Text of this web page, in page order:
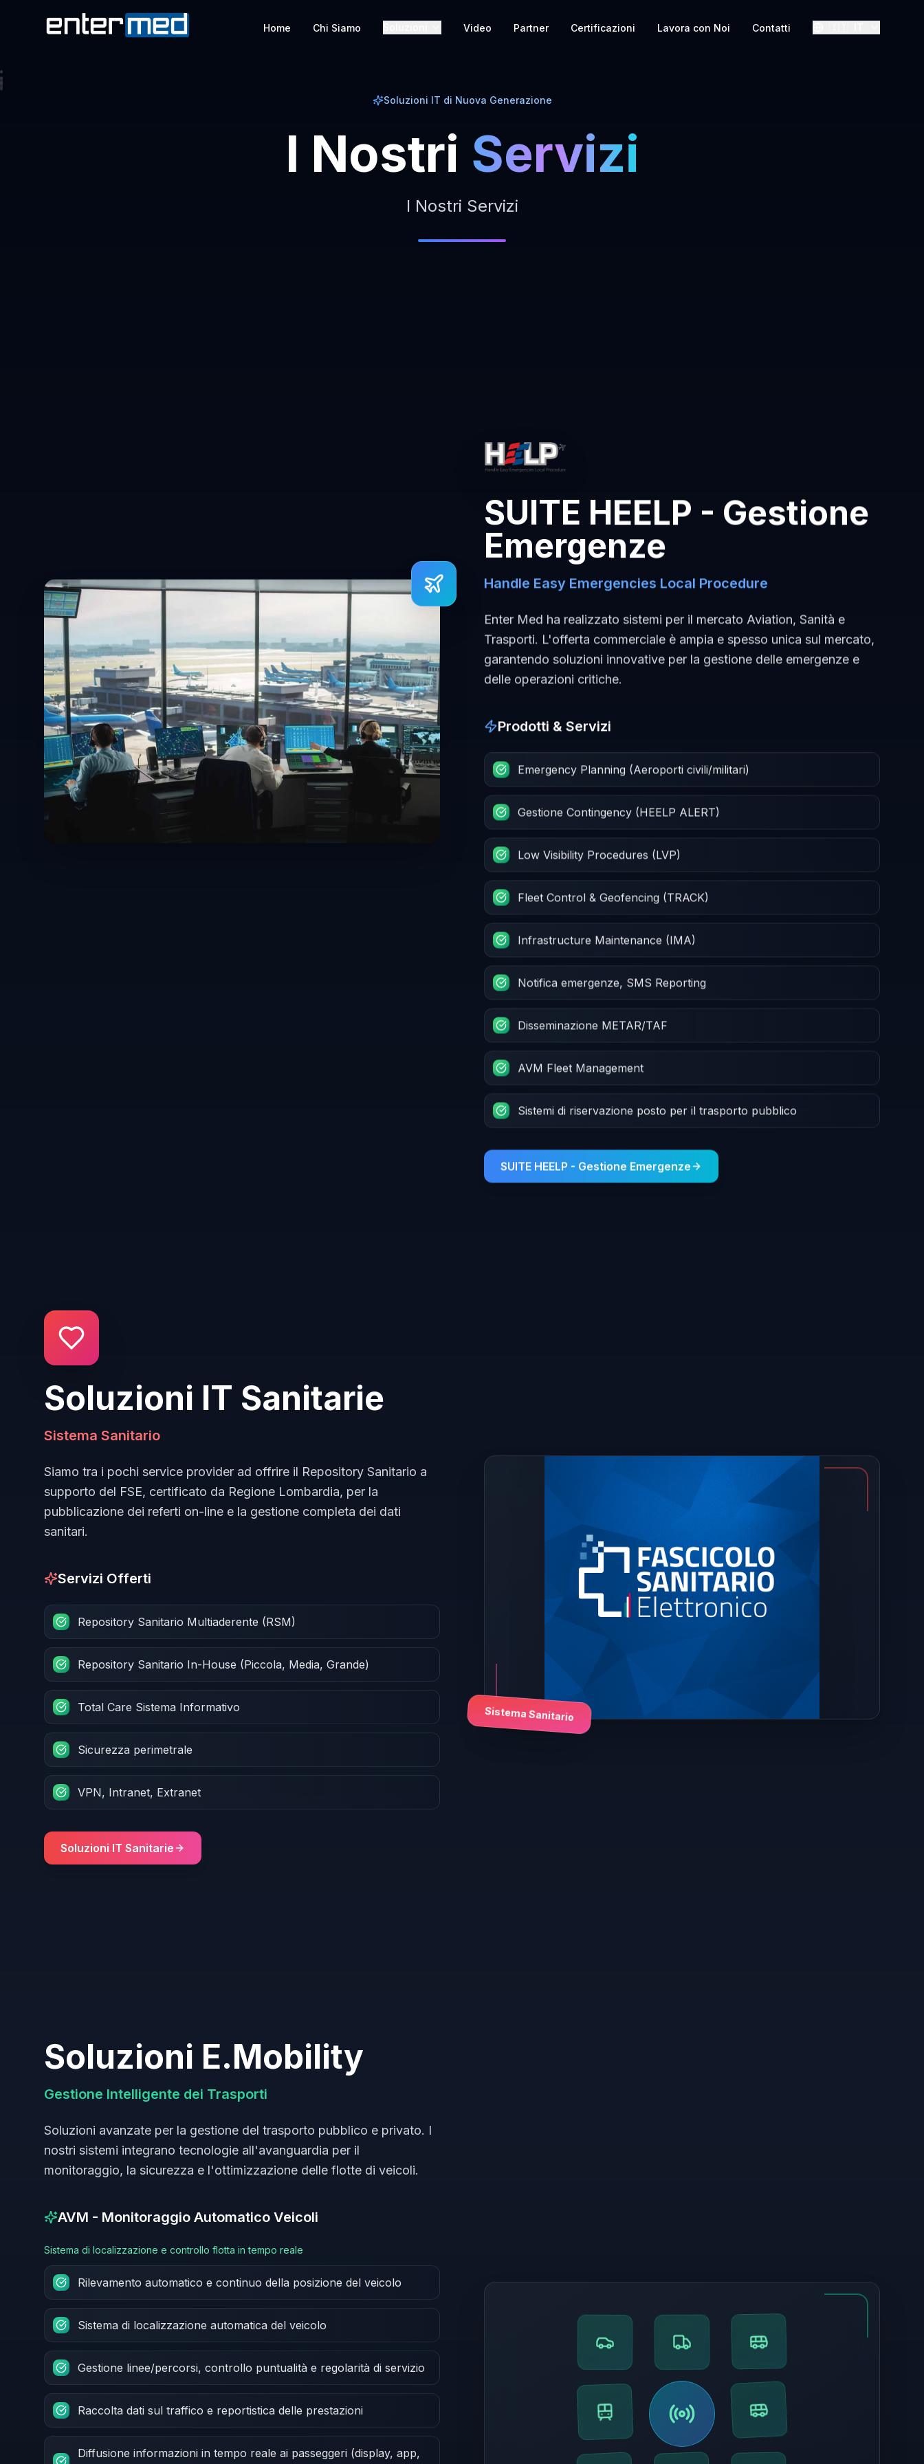
Home Chi Siamo Video Partner Certificazioni Lavora con Noi Contatti
Soluzioni IT di Nuova Generazione
I Nostri Servizi
I Nostri Servizi
SUITE HEELP - Gestione
Emergenze
Handle Easy Emergencies Local Procedure
Enter Med ha realizzato sistemi per il mercato Aviation, Sanità e
Trasporti. L'offerta commerciale è ampia e spesso unica sul mercato,
garantendo soluzioni innovative per la gestione delle emergenze e
delle operazioni critiche.
Prodotti & Servizi
Emergency Planning (Aeroporti civili/militari)
Gestione Contingency (HEELP ALERT)
Low Visibility Procedures (LVP)
Fleet Control & Geofencing (TRACK)
Infrastructure Maintenance (IMA)
Notifica emergenze, SMS Reporting
Disseminazione METAR/TAF
AVM Fleet Management
Sistemi di riservazione posto per il trasporto pubblico
SUITE HEELP - Gestione Emergenze
Soluzioni IT Sanitarie
Sistema Sanitario
Siamo tra i pochi service provider ad offrire il Repository Sanitario a
supporto del FSE, certificato da Regione Lombardia, per la
pubblicazione dei referti on-line e la gestione completa dei dati
sanitari.
Servizi Offerti
Repository Sanitario Multiaderente (RSM)
Repository Sanitario In-House (Piccola, Media, Grande)
Total Care Sistema Informativo
Sicurezza perimetrale
VPN, Intranet, Extranet
Soluzioni IT Sanitarie
Sistema Sanitario
Soluzioni E.Mobility
Gestione Intelligente dei Trasporti
Soluzioni avanzate per la gestione del trasporto pubblico e privato. I
nostri sistemi integrano tecnologie all'avanguardia per il
monitoraggio, la sicurezza e l'ottimizzazione delle flotte di veicoli.
AVM - Monitoraggio Automatico Veicoli
Sistema di localizzazione e controllo flotta in tempo reale
Rilevamento automatico e continuo della posizione del veicolo
Sistema di localizzazione automatica del veicolo
Gestione linee/percorsi, controllo puntualità e regolarità di servizio
Raccolta dati sul traffico e reportistica delle prestazioni
Diffusione informazioni in tempo reale ai passeggeri (display, app,